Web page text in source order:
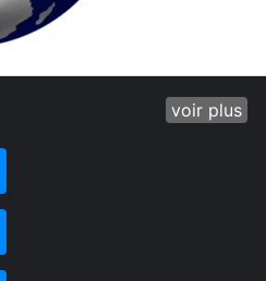
voir plus